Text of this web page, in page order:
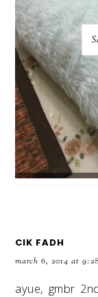
CIK FADH
march 6, 2014 at
ayue, gmbr